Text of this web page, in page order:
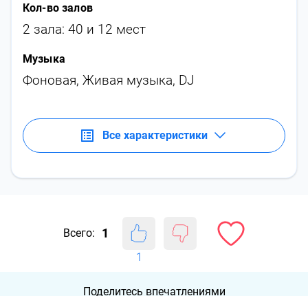
Кол-во залов
2 зала: 40 и 12 мест
Музыка
Фоновая, Живая музыка, DJ
Все характеристики
Всего: 1
1
Поделитесь впечатлениями